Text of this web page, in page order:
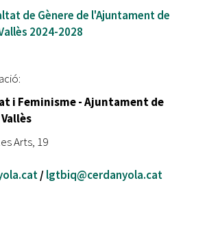
de Gènere de l'Ajuntament de
2024-2028
i Feminisme - Ajuntament de
Arts, 19
/lgtbiq@cerdanyola.cat